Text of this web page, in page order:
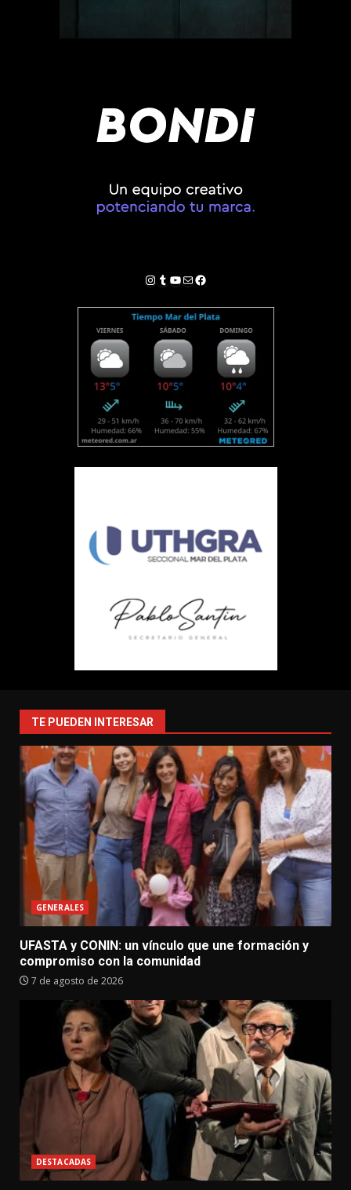
Instagram
Tumblr
YouTube
Correo electrónico
Facebook
TE PUEDEN INTERESAR
GENERALES
UFASTA y CONIN: un vínculo que une formación y
compromiso con la comunidad
7 de agosto de 2026
DESTACADAS